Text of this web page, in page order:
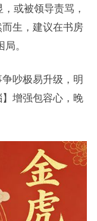
或被领导责骂，
生，建议在书房
。
吵极易升级，明
增强包容心，晚